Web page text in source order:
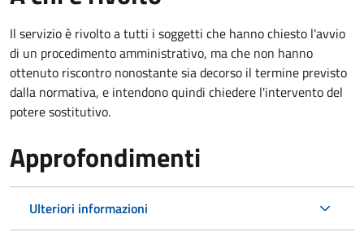
Il servizio è rivolto a tutti i soggetti che hanno chiesto l'avvio
di un procedimento amministrativo, ma che non hanno
ottenuto riscontro nonostante sia decorso il termine previsto
dalla normativa, e intendono quindi chiedere l'intervento del
potere sostitutivo.
Approfondimenti
Ulteriori informazioni